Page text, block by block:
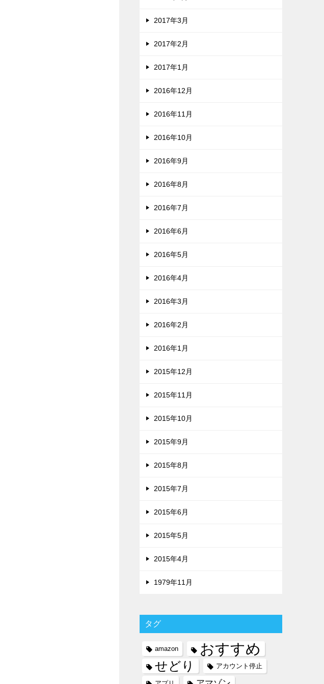
2017年3月
2017年2月
2017年1月
2016年12月
2016年11月
2016年10月
2016年9月
2016年8月
2016年7月
2016年6月
2016年5月
2016年4月
2016年3月
2016年2月
2016年1月
2015年12月
2015年11月
2015年10月
2015年9月
2015年8月
2015年7月
2015年6月
2015年5月
2015年4月
1979年11月
タグ
amazon おすすめ
せどり アカウント停止